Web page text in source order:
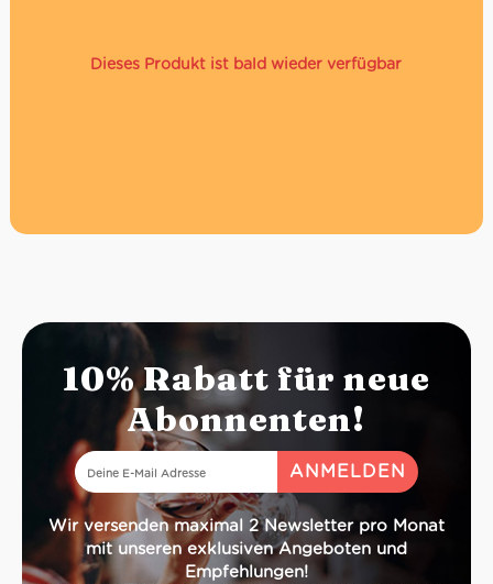
Dieses Produkt ist bald wieder verfügbar
10% Rabatt für neue
Abonnenten!
Wir versenden maximal 2 Newsletter pro Monat
mit unseren exklusiven Angeboten und
Empfehlungen!